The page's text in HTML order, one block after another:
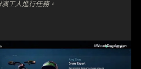
工人進行任務。